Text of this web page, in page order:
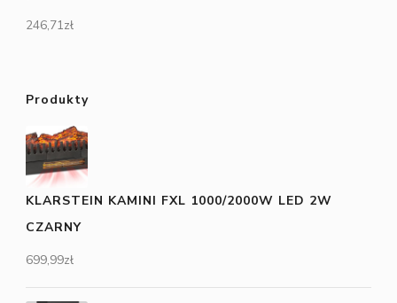
246,71zł
Produkty
KLARSTEIN KAMINI FXL 1000/2000W LED 2W
CZARNY
699,99zł